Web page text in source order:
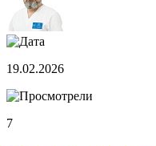
19.02.2026
7